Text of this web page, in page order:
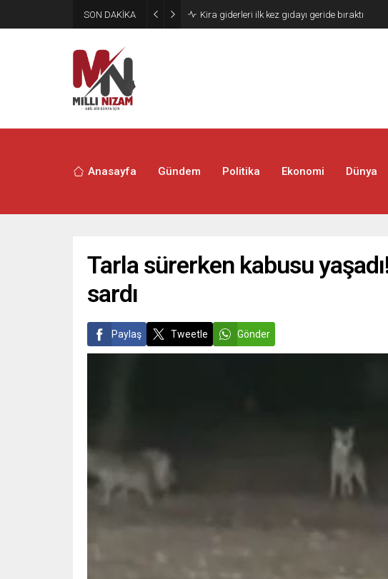
SON DAKİKA 24 Yıllık Hasret Acı Başladı: Türkiye
Anasayfa Gündem Politika Ekonomi Dünya
Tarla sürerken kabusu
sardı
Paylaş Tweetle Gönder